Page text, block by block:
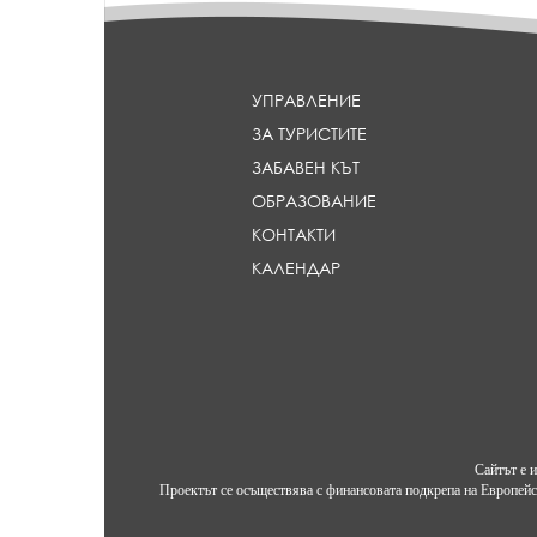
e
УПРАВЛЕНИЕ
ЗА ТУРИСТИТЕ
ЗАБАВЕН КЪТ
ОБРАЗОВАНИЕ
КОНТАКТИ
КАЛЕНДАР
Сайтът е
Проектът се осъществява с финансовата подкрепа на